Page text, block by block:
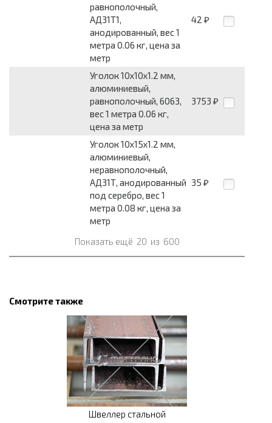
равнополочный,
АД31Т1,
анодированный, вес 1
метра 0.06 кг, цена за
метр
42 ₽
Уголок 10x10x1.2 мм,
алюминиевый,
равнополочный, 6063,
вес 1 метра 0.06 кг,
цена за метр
3753 ₽
Уголок 10x15x1.2 мм,
алюминиевый,
неравнополочный,
АД31Т, анодированный
под серебро, вес 1
метра 0.08 кг, цена за
метр
35 ₽
Показать ещё 20 из 600
Смотрите также
Швеллер стальной